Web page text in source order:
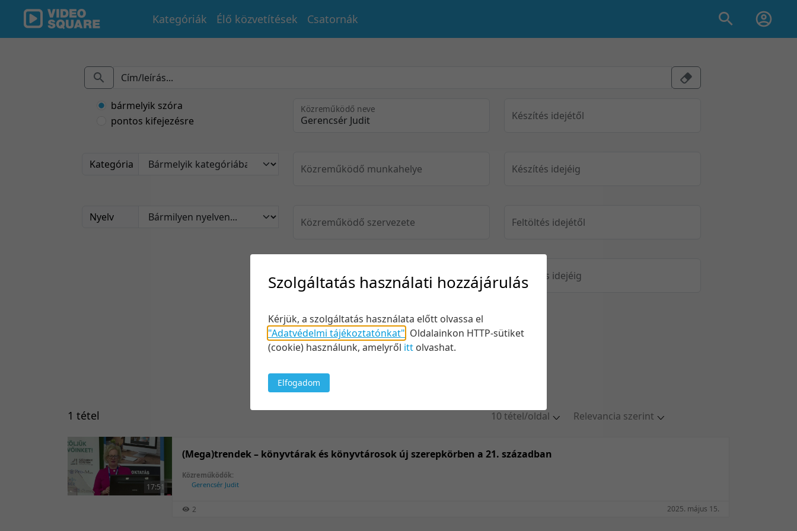
Kategóriák Élő közvetítések Csatornák
bármelyik szóra
pontos kifejezésre
Kategória
Nyelv
Közreműködő neve
Közreműködő munkahelye
Közreműködő szervezete
Készítés idejétől
Készítés idejéig
Feltöltés idejétől
Feltöltés idejéig
Keresés
Relevancia szerint
Feltöltés dátuma szerint
1 tétel
10 tétel/oldal
10 tétel/oldal
17:51
(Mega)trendek – könyvtárak és könyvtárosok új szerepkörben a 21. században
Közreműködők:
Gerencsér Judit
2 2025. május 15.
Szolgáltatás használati hozzájárulás
Kérjük, a szolgáltatás használata előtt olvassa el
"Adatvédelmi tájékoztatónkat" Oldalainkon HTTP-sütiket
(cookie) használunk, amelyről itt olvashat.
Elfogadom